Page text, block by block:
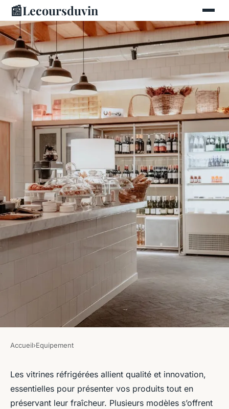
📰Lecoursduvin
EQUIPEMENT
Les vitrines réfrigérées :
qualité et innovation pour
Accueil›Equipement
Les vitrines réfrigérées allient qualité et innovation,
essentielles pour présenter vos produits tout en
préservant leur fraîcheur. Plusieurs modèles s’offrent